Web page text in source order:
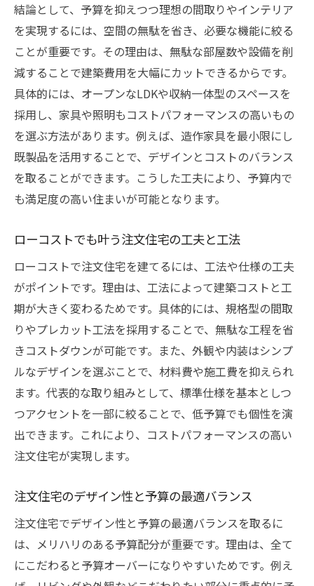
結論として、予算を抑えつつ理想の間取りやインテリア
を実現するには、空間の無駄を省き、必要な機能に絞る
ことが重要です。その理由は、無駄な部屋数や設備を削
減することで建築費用を大幅にカットできるからです。
具体的には、オープンなLDKや収納一体型のスペースを
採用し、家具や照明もコストパフォーマンスの高いもの
を選ぶ方法があります。例えば、造作家具を最小限にし
既製品を活用することで、デザインとコストのバランス
を取ることができます。こうした工夫により、予算内で
も満足度の高い住まいが可能となります。
ローコストでも叶う注文住宅の工夫と工法
ローコストで注文住宅を建てるには、工法や仕様の工夫
がポイントです。理由は、工法によって建築コストと工
期が大きく変わるためです。具体的には、規格型の間取
りやプレカット工法を採用することで、無駄な工程を省
きコストダウンが可能です。また、外観や内装はシンプ
ルなデザインを選ぶことで、材料費や施工費を抑えられ
ます。代表的な取り組みとして、標準仕様を基本としつ
つアクセントを一部に絞ることで、低予算でも個性を演
出できます。これにより、コストパフォーマンスの高い
注文住宅が実現します。
注文住宅のデザイン性と予算の最適バランス
注文住宅でデザイン性と予算の最適バランスを取るに
は、メリハリのある予算配分が重要です。理由は、全て
にこだわると予算オーバーになりやすいためです。例え